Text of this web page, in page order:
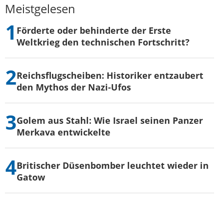
Meistgelesen
Förderte oder behinderte der Erste
Weltkrieg den technischen Fortschritt?
Reichsflugscheiben: Historiker entzaubert
den Mythos der Nazi-Ufos
Golem aus Stahl: Wie Israel seinen Panzer
Merkava entwickelte
Britischer Düsenbomber leuchtet wieder in
Gatow